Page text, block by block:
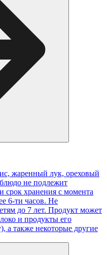
жаренный лук, ореховый
блюдо не подлежит
срок хранения с момента
6-ти часов. Не
до 7 лет. Продукт может
и продукты его
а также некоторые другие